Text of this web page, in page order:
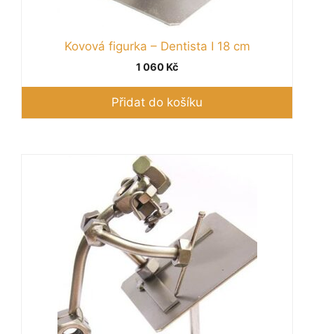
Kovová figurka – Dentista I 18 cm
1 060 Kč
Přidat do košíku